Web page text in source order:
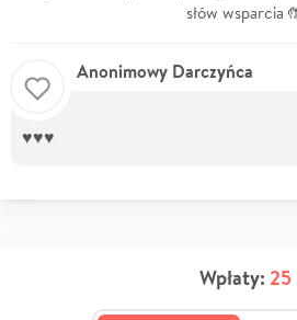
słów wsparcia
Anonimowy Darczyńca
♥️♥️♥️
Wpłaty: 25